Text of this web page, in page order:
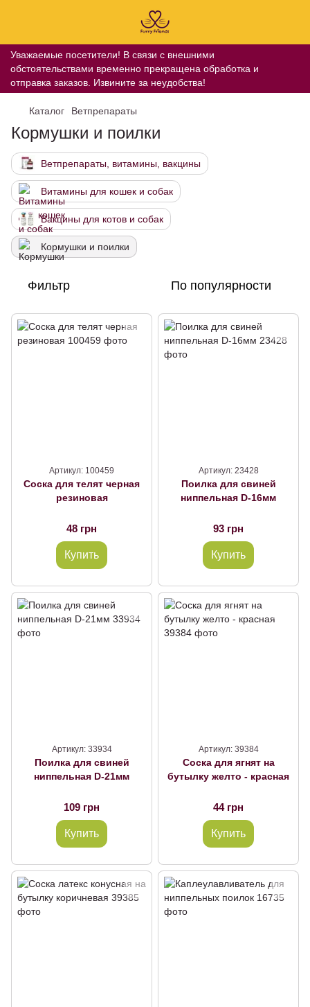
Уважаемые посетители! В связи с внешними
обстоятельствами временно прекращена обработка и
отправка заказов. Извините за неудобства!
Каталог Ветпрепараты
Кормушки и поилки
Ветпрепараты, витамины, вакцины
Витамины для кошек и собак
Вакцины для котов и собак
Кормушки и поилки
Фильтр По популярности
Артикул: 100459
Соска для телят черная
резиновая
48 грн
Купить
Артикул: 23428
Поилка для свиней
ниппельная D-16мм
93 грн
Купить
Артикул: 33934
Поилка для свиней
ниппельная D-21мм
109 грн
Купить
Артикул: 39384
Соска для ягнят на
бутылку желто - красная
44 грн
Купить